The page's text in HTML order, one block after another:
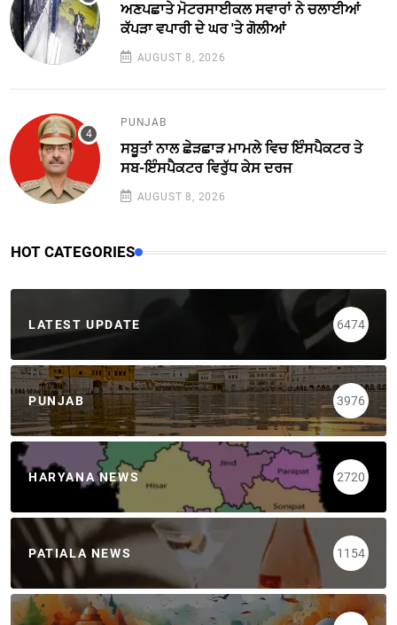
ਅਣਪਛਾਤੇ ਮੋਟਰਸਾਈਕਲ ਸਵਾਰਾਂ ਨੇ ਚਲਾਈਆਂ
ਕੱਪੜਾ ਵਪਾਰੀ ਦੇ ਘਰ 'ਤੇ ਗੋਲੀਆਂ
AUGUST 8, 2026
PUNJAB
ਸਬੂਤਾਂ ਨਾਲ ਛੇੜਛਾੜ ਮਾਮਲੇ ਵਿਚ ਇੰਸਪੈਕਟਰ ਤੇ
ਸਬ-ਇੰਸਪੈਕਟਰ ਵਿਰੁੱਧ ਕੇਸ ਦਰਜ
AUGUST 8, 2026
HOT CATEGORIES
LATEST UPDATE 6474
PUNJAB 3976
HARYANA NEWS 2720
PATIALA NEWS 1154